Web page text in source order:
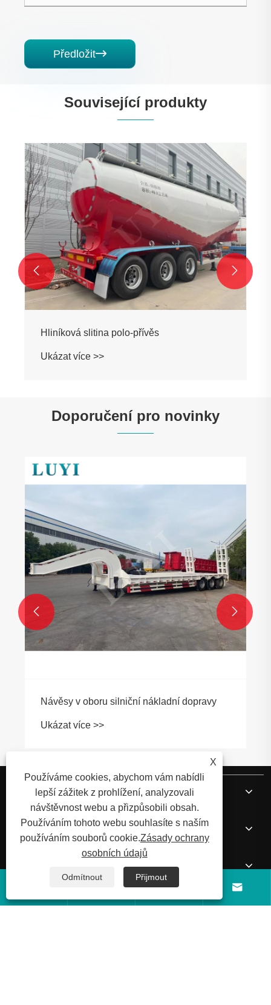
Předložit
Související produkty
Hliníková slitina polo-přívěs
Ukázat více >>
 
Doporučení pro novinky
Návěsy v oboru silniční nákladní dopravy
Ukázat více >>
 
O nás
Produkty
Kontaktujte nás
 
X
Používáme cookies, abychom vám nabídli
lepší zážitek z prohlížení, analyzovali
návštěvnost webu a přizpůsobili obsah.
Používáním tohoto webu souhlasíte s naším
používáním souborů cookie.Zásady ochrany
osobních údajů
Odmítnout Přijmout